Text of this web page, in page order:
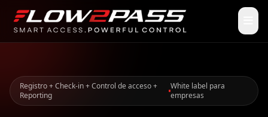
Registro + Check-in + Control de acceso +
Reporting
White label para
empresas